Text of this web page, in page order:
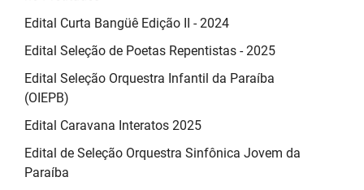
Edital Curta Bangüê Edição II - 2024
Edital Seleção de Poetas Repentistas - 2025
Edital Seleção Orquestra Infantil da Paraíba
(OIEPB)
Edital Caravana Interatos 2025
Edital de Seleção Orquestra Sinfônica Jovem da
Paraíba